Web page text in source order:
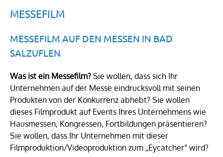
MESSEFILM
MESSEFILM AUF DEN MESSEN IN BAD
SALZUFLEN
Was ist ein Messefilm? Sie wollen, dass sich Ihr
Unternehmen auf der Messe eindrucksvoll mit seinen
Produkten von der Konkurrenz abhebt? Sie wollen
dieses Filmprodukt auf Events Ihres Unternehmens wie
Hausmessen, Kongressen, Fortbildungen präsentieren?
Sie wollen, dass Ihr Unternehmen mit dieser
Filmproduktion/Videoproduktion zum „Eycatcher“ wird?